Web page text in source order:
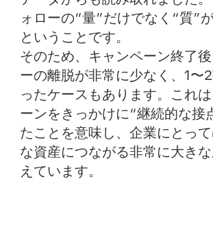
ォローの“量”だけでなく“質”
ということです。
そのため、キャンペーン終了
ーの離脱が非常に少なく、1〜
ったケースもあります。これ
ーンをきっかけに“継続的な接
たことを意味し、企業にとっ
な資産につながる非常に大き
えています。